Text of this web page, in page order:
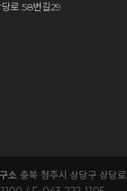
로 58번길29
소 충북 청주시 상당구 상당